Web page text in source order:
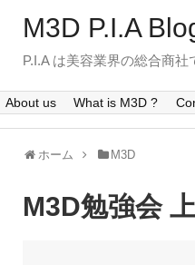
M3D P.I.A
P.I.A は美容業界の総合商社
About us What is M3D ?
ホーム M3D
M3D勉強会